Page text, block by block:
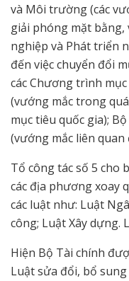
và Môi trường (các
giải phóng mặt bằng,
nghiệp và Phát triển
đến việc chuyển đổi
các Chương trình
(vướng mắc trong
mục tiêu quốc gia);
(vướng mắc liên quan
Tổ công tác số 5 cho
các địa phương xoay
các luật như: Luật
công; Luật Xây
Hiện Bộ Tài chính
Luật sửa đổi, bổ